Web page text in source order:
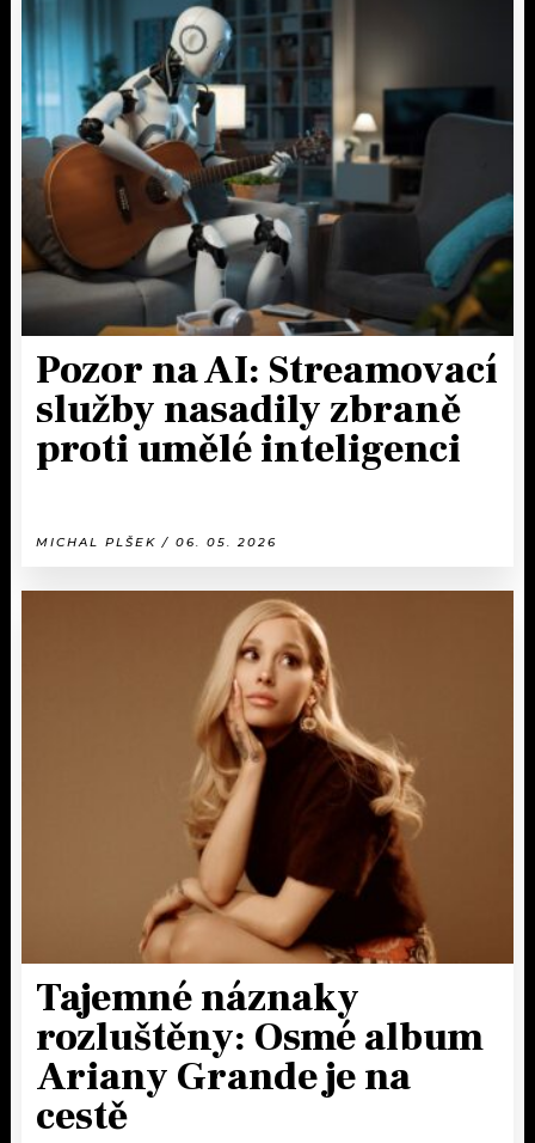
Pozor na AI: Streamovací
služby nasadily zbraně
proti umělé inteligenci
MICHAL PLŠEK / 06. 05. 2026
Tajemné náznaky
rozluštěny: Osmé album
Ariany Grande je na
cestě